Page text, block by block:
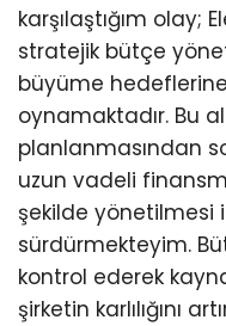
karşılaştığım olay;
stratejik bütçe
büyüme
oynamaktadır. Bu
planlanmasından
uzun vadeli
şekilde yönetilmesi
sürdürmekteyim.
kontrol ederek
şirketin karlılığını